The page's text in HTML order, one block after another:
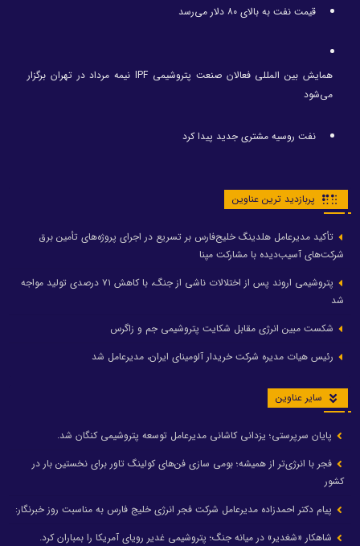
قیمت نفت به بالای ۸۰ دلار می‌رسد
همایش بین المللی فعالان صنعت پتروشیمی IPF نیمه مرداد در تهران برگزار
می‌شود
نفت روسیه مشتری جدید پیدا کرد
پربازدید ترین عناوین
تأکید مدیرعامل هلدینگ خلیج‌فارس بر تسریع در اجرای پروژه‌های تأمین برق
شرکت‌های آسیب‌دیده با مشارکت مپنا
پتروشیمی اروند پس از اختلالات ناشی از جنگ، با کاهش ۷۱ درصدی تولید مواجه
شد
شکست مبین انرژی مقابل شکایت پتروشیمی جم و زاگرس
رئیس هیات مدیره شرکت خریدار آلومینای ایران، مدیرعامل شد
سایر عناوین
پایان سرپرستی؛ یزدانی کاشانی مدیرعامل توسعه پتروشیمی کنگان شد.
فجر با انرژی‌تر از همیشه؛ بومی سازی فن‌های کولینگ تاور برای نخستین بار در
کشور
پیام دکتر احمدزاده مدیرعامل شرکت فجر انرژی خلیج فارس به مناسبت روز خبرنگار:
شاهکار «شغدیر» در میانه جنگ؛ پتروشیمی غدیر رویای آمریکا را بمباران کرد.